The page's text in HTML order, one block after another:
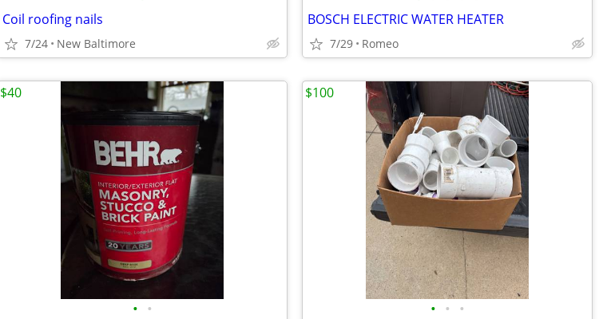
Coil roofing nails
7/24 New Baltimore
BOSCH ELECTRIC WATER HEATER
7/29 Romeo
• •
$40
• • •
$100